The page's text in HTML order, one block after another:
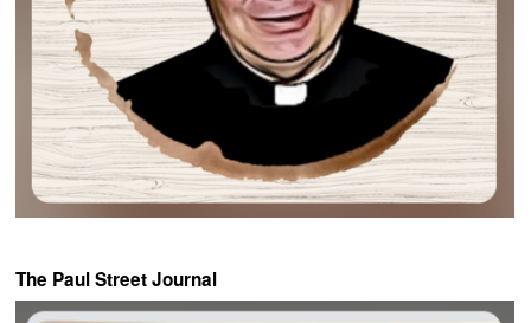
The Paul Street Journal